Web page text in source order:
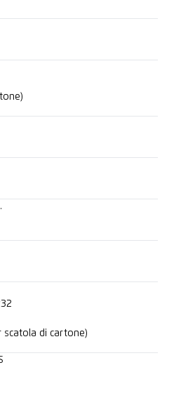
scatola di cartone)